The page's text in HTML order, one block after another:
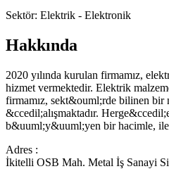
Sektör: Elektrik - Elektronik
Hakkında
2020 yılında kurulan firmamız,
hizmet vermektedir. Elektrik
firmamız, sekt&ouml;rde bilinen
&ccedil;alışmaktadır.
b&uuml;y&uuml;yen bir hacimle,
Adres :
İkitelli OSB Mah. Metal İş Sanayi